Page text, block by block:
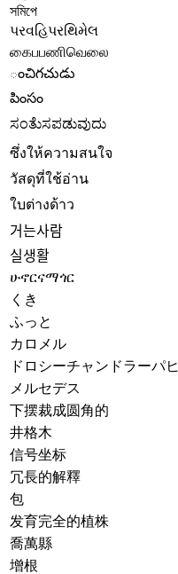
সমিপে
પરવહિપરથિમેલ
கைபபணிவெலை
ంచిగచుడు
పింసం
ಸಂತೆುಸಪಡುವುದು
ซึ่งให้ความสนใจ
วัสดุที่ใช้อ่าน
ใบต่างด้าว
거는사람
실생활
ሁኖርናማጎር
くき
ふっと
カロメル
ドロシーチャンドラーパヒ
メルセデス
下摆裁成圆角的
井格木
信号坐标
冗長的解釋
包
发育完全的植株
喬萬縣
增根